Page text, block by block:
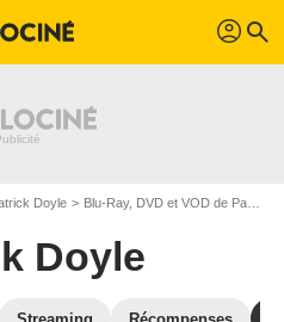
profil search
Doyle Blu-Ray, DVD et VOD de Patrick Doyle
Doyle